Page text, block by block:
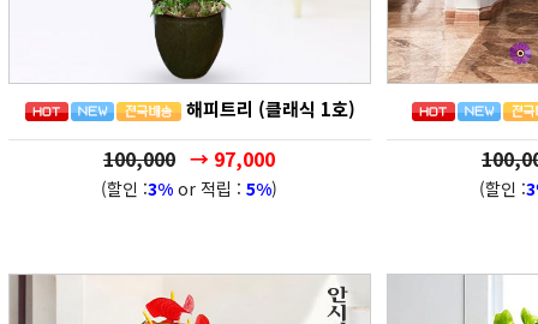
해피트리 (클래식 1호)
100,000 → 97,000
(할인 :3% or 적립 : 5%) (할인 :